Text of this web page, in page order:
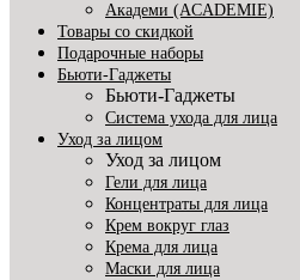
Академи (ACADEMIE)
Товары со скидкой
Подарочные наборы
Бьюти-Гаджеты
Бьюти-Гаджеты
Система ухода для лица
Уход за лицом
Уход за лицом
Гели для лица
Концентраты для лица
Крем вокруг глаз
Крема для лица
Маски для лица